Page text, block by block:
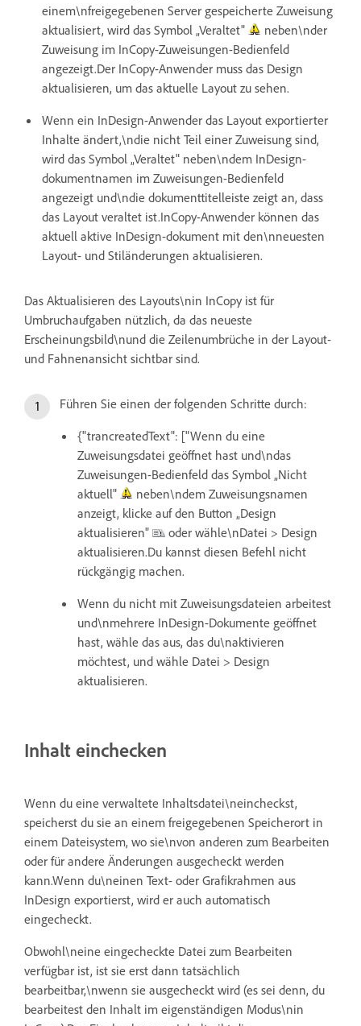
einem\nfreigegebenen Server gespeicherte Zuweisung
aktualisiert, wird das Symbol „Veraltet"
neben\nder
Zuweisung im InCopy-Zuweisungen-Bedienfeld
angezeigt.Der InCopy-Anwender muss das Design
aktualisieren, um das aktuelle Layout zu sehen.
Wenn ein InDesign-Anwender das Layout exportierter
Inhalte ändert,\ndie nicht Teil einer Zuweisung sind,
wird das Symbol „Veraltet" neben\ndem InDesign-
dokumentnamen im Zuweisungen-Bedienfeld
angezeigt und\ndie dokumenttitelleiste zeigt an, dass
das Layout veraltet ist.InCopy-Anwender können das
aktuell aktive InDesign-dokument mit den\nneuesten
Layout- und Stiländerungen aktualisieren.
Das Aktualisieren des Layouts\nin InCopy ist für
Umbruchaufgaben nützlich, da das neueste
Erscheinungsbild\nund die Zeilenumbrüche in der Layout-
und Fahnenansicht sichtbar sind.
Führen Sie einen der folgenden Schritte durch:
{"trancreatedText": ["Wenn du eine
Zuweisungsdatei geöffnet hast und\ndas
Zuweisungen-Bedienfeld das Symbol „Nicht
aktuell"
neben\ndem Zuweisungsnamen
anzeigt, klicke auf den Button „Design
aktualisieren"
oder wähle\nDatei > Design
aktualisieren.Du kannst diesen Befehl nicht
rückgängig machen.
Wenn du nicht mit Zuweisungsdateien arbeitest
und\nmehrere InDesign-Dokumente geöffnet
hast, wähle das aus, das du\naktivieren
möchtest, und wähle Datei > Design
aktualisieren.
Inhalt einchecken
Wenn du eine verwaltete Inhaltsdatei\neincheckst,
speicherst du sie an einem freigegebenen Speicherort in
einem Dateisystem, wo sie\nvon anderen zum Bearbeiten
oder für andere Änderungen ausgecheckt werden
kann.Wenn du\neinen Text- oder Grafikrahmen aus
InDesign exportierst, wird er auch automatisch
eingecheckt.
Obwohl\neine eingecheckte Datei zum Bearbeiten
verfügbar ist, ist sie erst dann tatsächlich
bearbeitbar,\nwenn sie ausgecheckt wird (es sei denn, du
bearbeitest den Inhalt im eigenständigen Modus\nin